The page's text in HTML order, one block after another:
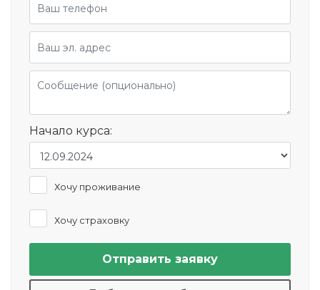
Начало курса:
Хочу проживание
Хочу страховку
Отправить заявку